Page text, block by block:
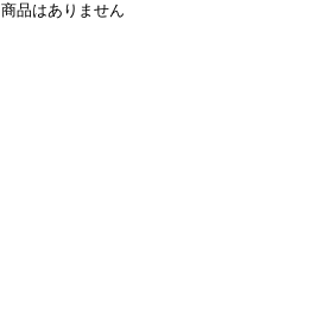
商品はありません